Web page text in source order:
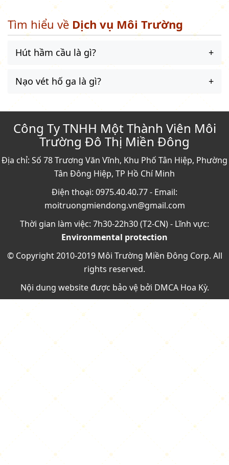
Tìm hiểu về Dịch vụ Môi Trường
Hút hầm cầu là gì?
Nạo vét hố ga là gì?
Công Ty TNHH Một Thành Viên Môi
Trường Đô Thị Miền Đông
Địa chỉ: Số 78 Trương Văn Vĩnh, Khu Phố Tân Hiệp, Phường
Tân Đông Hiệp, TP Hồ Chí Minh
Điện thoại: 0975.40.40.77 - Email:
moitruongmiendong.vn@gmail.com
Thời gian làm việc: 7h30-22h30 (T2-CN) - Lĩnh vực:
Environmental protection
© Copyright 2010-2019 Môi Trường Miền Đông Corp. All
rights reserved.
Nội dung website được bảo vệ bởi DMCA Hoa Kỳ.